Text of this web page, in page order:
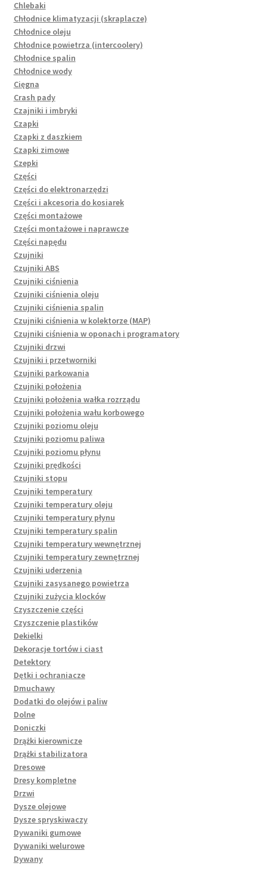
Chlebaki
Chłodnice klimatyzacji (skraplacze)
Chłodnice oleju
Chłodnice powietrza (intercoolery)
Chłodnice spalin
Chłodnice wody
Cięgna
Crash pady
Czajniki i imbryki
Czapki
Czapki z daszkiem
Czapki zimowe
Czepki
Części
Części do elektronarzędzi
Części i akcesoria do kosiarek
Części montażowe
Części montażowe i naprawcze
Części napędu
Czujniki
Czujniki ABS
Czujniki ciśnienia
Czujniki ciśnienia oleju
Czujniki ciśnienia spalin
Czujniki ciśnienia w kolektorze (MAP)
Czujniki ciśnienia w oponach i programatory
Czujniki drzwi
Czujniki i przetworniki
Czujniki parkowania
Czujniki położenia
Czujniki położenia wałka rozrządu
Czujniki położenia wału korbowego
Czujniki poziomu oleju
Czujniki poziomu paliwa
Czujniki poziomu płynu
Czujniki prędkości
Czujniki stopu
Czujniki temperatury
Czujniki temperatury oleju
Czujniki temperatury płynu
Czujniki temperatury spalin
Czujniki temperatury wewnętrznej
Czujniki temperatury zewnętrznej
Czujniki uderzenia
Czujniki zasysanego powietrza
Czujniki zużycia klocków
Czyszczenie części
Czyszczenie plastików
Dekielki
Dekoracje tortów i ciast
Detektory
Dętki i ochraniacze
Dmuchawy
Dodatki do olejów i paliw
Dolne
Doniczki
Drążki kierownicze
Drążki stabilizatora
Dresowe
Dresy kompletne
Drzwi
Dysze olejowe
Dysze spryskiwaczy
Dywaniki gumowe
Dywaniki welurowe
Dywany